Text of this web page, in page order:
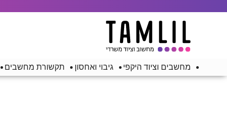
מחשבים וציוד היקפי גיבוי ואחסון תקשורת מחשבים